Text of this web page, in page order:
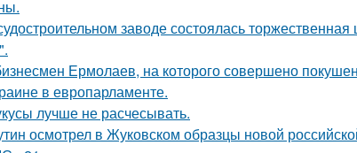
заводе состоялась
Ермолаев, на которого совершено
в европарламенте.
лучше не расчесывать.
осмотрел в Жуковском образцы новой